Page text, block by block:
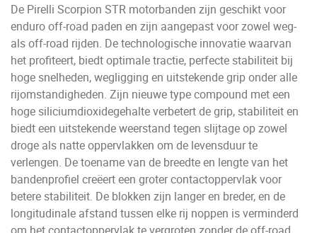
De Pirelli Scorpion STR motorbanden zijn geschikt voor
enduro off-road paden en zijn aangepast voor zowel weg-
als off-road rijden. De technologische innovatie waarvan
het profiteert, biedt optimale tractie, perfecte stabiliteit bij
hoge snelheden, wegligging en uitstekende grip onder alle
rijomstandigheden. Zijn nieuwe type compound met een
hoge siliciumdioxidegehalte verbetert de grip, stabiliteit en
biedt een uitstekende weerstand tegen slijtage op zowel
droge als natte oppervlakken om de levensduur te
verlengen. De toename van de breedte en lengte van het
bandenprofiel creëert een groter contactoppervlak voor
betere stabiliteit. De blokken zijn langer en breder, en de
longitudinale afstand tussen elke rij noppen is verminderd
om het contactoppervlak te vergroten zonder de off-road